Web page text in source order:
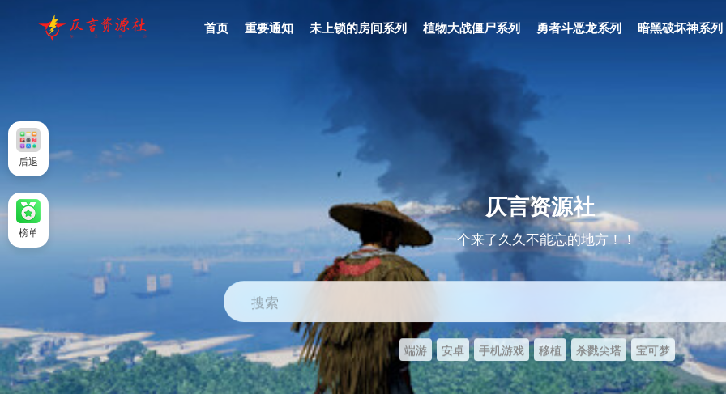
首页 重要通知 未上锁的房间系列 植物大战僵尸系列 勇者斗恶龙系列 暗黑破坏神系列
仄言资源社
一个来了久久不能忘的地方！！
搜索
端游 安卓 手机游戏 移植 杀戮尖塔 宝可梦
后退
榜单